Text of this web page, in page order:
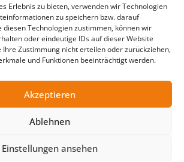
Erlebnis zu bieten, verwenden wir Technologien
zu speichern bzw. darauf
diesen Technologien zustimmen, können wir
oder eindeutige IDs auf dieser Website
Ihre Zustimmung nicht erteilen oder zurückziehen,
und Funktionen beeinträchtigt werden.
Akzeptieren
Ablehnen
Einstellungen ansehen
Gallen
AG